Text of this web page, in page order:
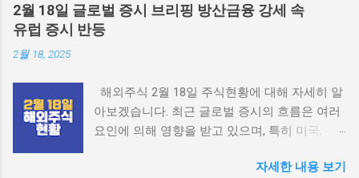
2월 18일 글로벌 증시 브리핑 방산금융 강세 속
유럽 증시 반등
2월 18, 2025
해외주식 2월 18일 주식현황에 대해 자세히 알
아보겠습니다. 최근 글로벌 증시의 흐름은 여러
요인에 의해 영향을 받고 있으며, 특히 미국, 유
요한 역할을 하고 있습니다. 이번 포스팅에서는
자세한 내용 보기